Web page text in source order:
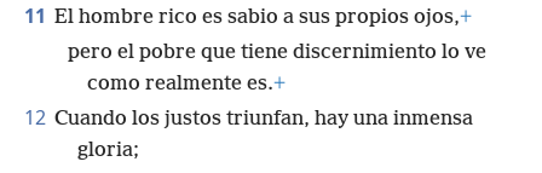
11 El hombre rico es sabio a sus propios ojos,+
pero el pobre que tiene discernimiento lo ve
como realmente es.+
12 Cuando los justos triunfan, hay una inmensa
gloria;